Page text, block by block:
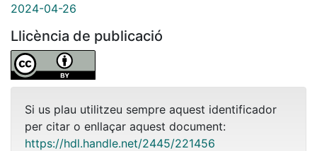
2024-04-26
Llicència de publicació
Si us plau utilitzeu sempre aquest identificador
per citar o enllaçar aquest document:
https://hdl.handle.net/2445/221456